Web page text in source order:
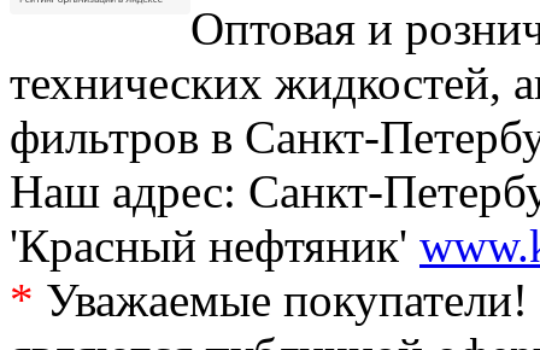
Оптовая и
технических жидкостей,
фильтров в Санкт-
Наш адрес: Санкт-
'Красный нефтяник'
* Уважаемые